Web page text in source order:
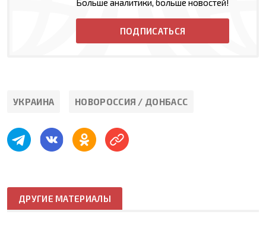
Больше аналитики, больше новостей!
ПОДПИСАТЬСЯ
УКРАИНА НОВОРОССИЯ / ДОНБАСС
ДРУГИЕ МАТЕРИАЛЫ